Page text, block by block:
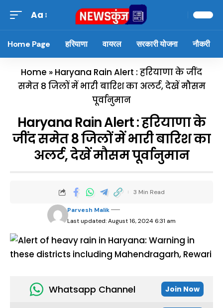
Aa
Home Page हरियाणा वायरल सरकारी योजना नौकरी
Home » Haryana Rain Alert : हरियाणा के जींद
समेत 8 जिलों में भारी बारिश का अलर्ट, देखें मौसम
पूर्वानुमान
Haryana Rain Alert : हरियाणा के
जींद समेत 8 जिलों में भारी बारिश का
अलर्ट, देखें मौसम पूर्वानुमान
Last updated: August 16, 2024 6:31 am
Parvesh Malik
3 Min Read
Whatsapp Channel Join Now